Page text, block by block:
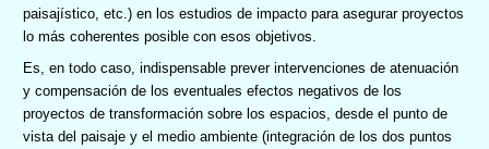
paisajístico, etc.) en los estudios de impacto para asegurar proyectos
lo más coherentes posible con esos objetivos.
Es, en todo caso, indispensable prever intervenciones de atenuación
y compensación de los eventuales efectos negativos de los
proyectos de transformación sobre los espacios, desde el punto de
vista del paisaje y el medio ambiente (integración de los dos puntos